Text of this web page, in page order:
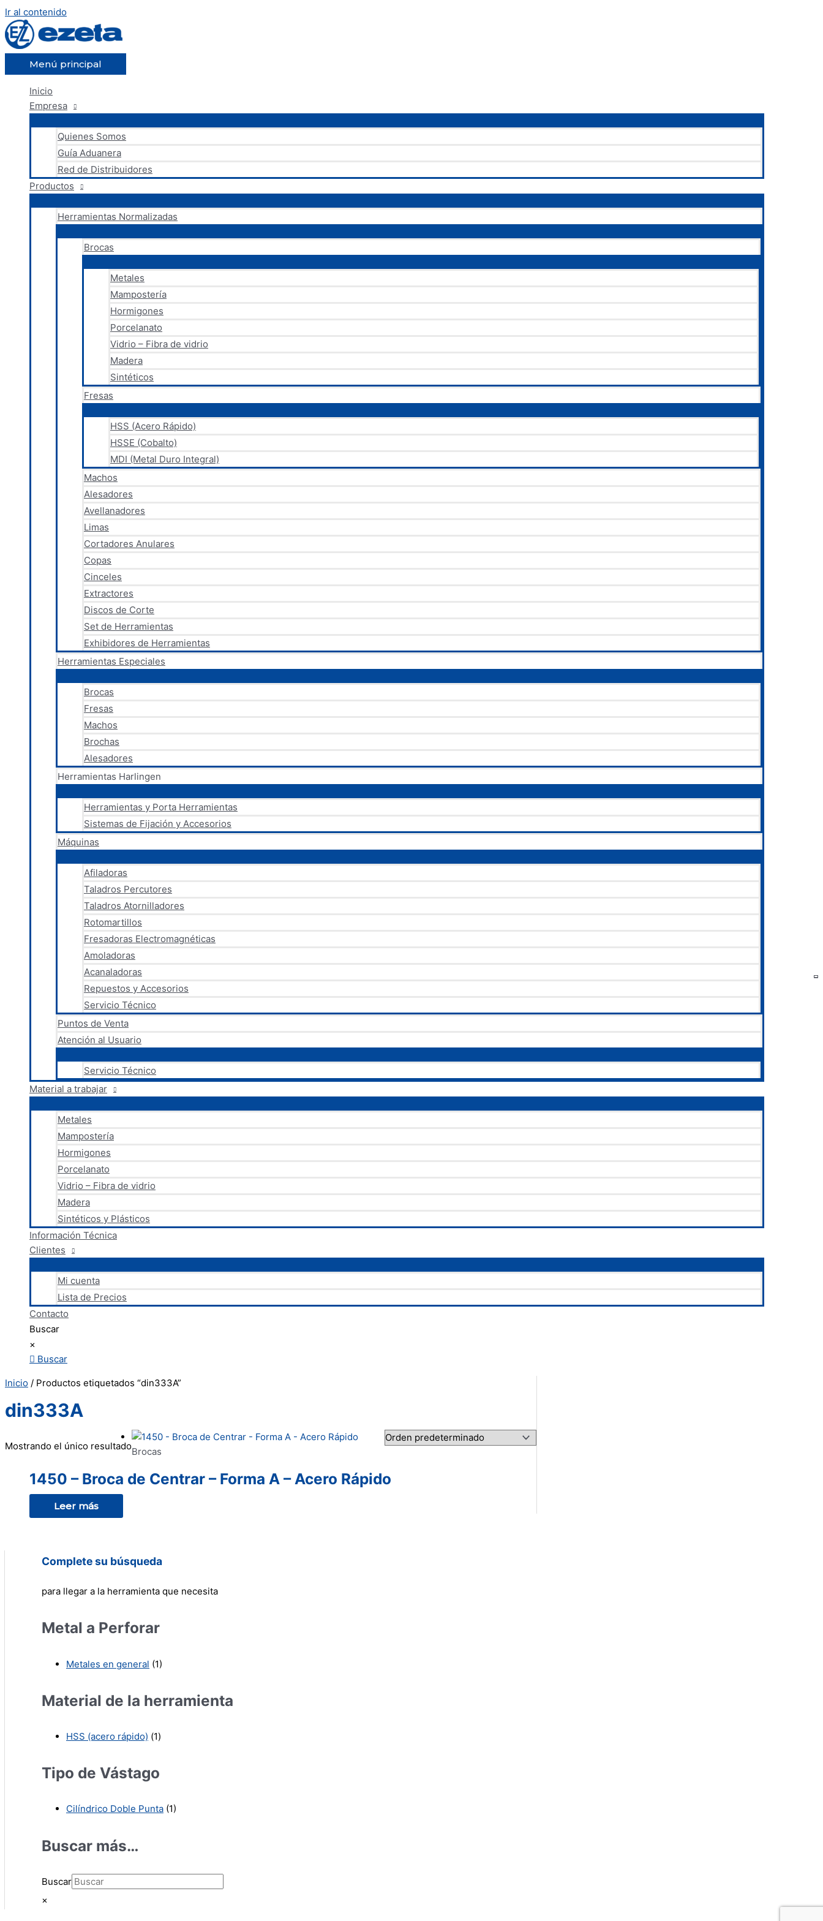
Ir al contenido
Menú principal
Inicio
Empresa
Quienes Somos
Guía Aduanera
Red de Distribuidores
Productos
Herramientas Normalizadas
Brocas
Metales
Mampostería
Hormigones
Porcelanato
Vidrio – Fibra de vidrio
Madera
Sintéticos
Fresas
HSS (Acero Rápido)
HSSE (Cobalto)
MDI (Metal Duro Integral)
Machos
Alesadores
Avellanadores
Limas
Cortadores Anulares
Copas
Cinceles
Extractores
Discos de Corte
Set de Herramientas
Exhibidores de Herramientas
Herramientas Especiales
Brocas
Fresas
Machos
Brochas
Alesadores
Herramientas Harlingen
Herramientas y Porta Herramientas
Sistemas de Fijación y Accesorios
Máquinas
Afiladoras
Taladros Percutores
Taladros Atornilladores
Rotomartillos
Fresadoras Electromagnéticas
Amoladoras
Acanaladoras
Repuestos y Accesorios
Servicio Técnico
Puntos de Venta
Atención al Usuario
Servicio Técnico
Material a trabajar
Metales
Mampostería
Hormigones
Porcelanato
Vidrio – Fibra de vidrio
Madera
Sintéticos y Plásticos
Información Técnica
Clientes
Mi cuenta
Lista de Precios
Contacto
Buscar
×
Buscar
Inicio / Productos etiquetados “din333A”
din333A
Mostrando el único resultadoBrocas
1450 – Broca de Centrar – Forma A – Acero Rápido
Leer más
Complete su búsqueda
para llegar a la herramienta que necesita
Metal a Perforar
Metales en general (1)
Material de la herramienta
HSS (acero rápido) (1)
Tipo de Vástago
Cilíndrico Doble Punta (1)
Buscar más…
Buscar
×